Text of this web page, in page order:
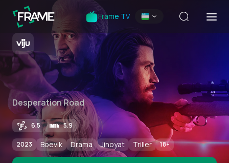
Frame TV
Desperation Road
6.5 5.9
2023 Boevik Drama Jinoyat Triller 18+